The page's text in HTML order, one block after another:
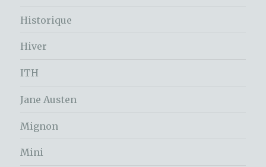
Historique
Hiver
ITH
Jane Austen
Mignon
Mini